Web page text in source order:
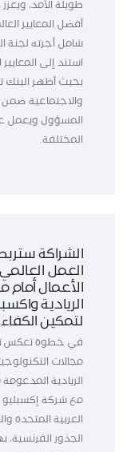
طويلة الأمد،
أفضل المعايير
استند إلى
بحيث أظهر البنك
والاجتماعية
المسؤول ويعمل
المختلفة.
الشراكة
العمل
الأعمال
الريادية
لتمكين
في خطوة تعكس
مجالات
الريادية
مع شركة إكسبليو
العربية المتحدة
الجذور